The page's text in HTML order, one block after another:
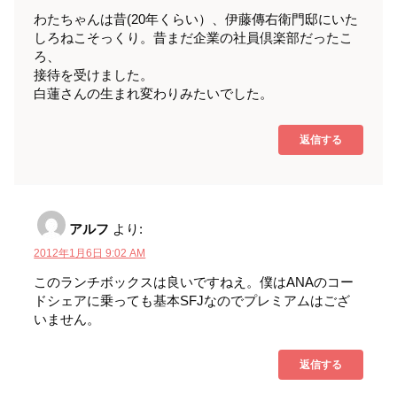
わたちゃんは昔(20年くらい）、伊藤傳右衛門邸にいた
しろねこそっくり。昔まだ企業の社員倶楽部だったこ
ろ、
接待を受けました。
白蓮さんの生まれ変わりみたいでした。
返信する
アルフ より:
2012年1月6日 9:02 AM
このランチボックスは良いですねえ。僕はANAのコー
ドシェアに乗っても基本SFJなのでプレミアムはござ
いません。
返信する